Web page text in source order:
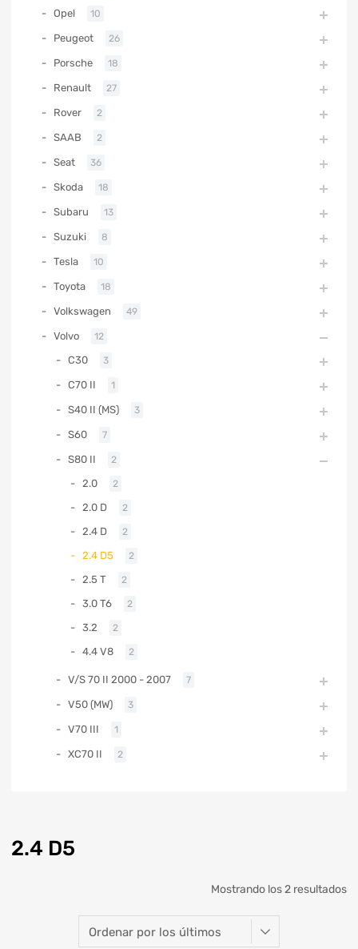
2.4 D5
Mostrando los 2 resultados
Opel 10
Peugeot 26
Porsche 18
Renault 27
Rover 2
SAAB 2
Seat 36
Skoda 18
Subaru 13
Suzuki 8
Tesla 10
Toyota 18
Volkswagen 49
Volvo 12
C30 3
C70 II 1
S40 II (MS) 3
S60 7
S80 II 2
2.0 2
2.0 D 2
2.4 D 2
2.4 D5 2
2.5 T 2
3.0 T6 2
3.2 2
4.4 V8 2
V/S 70 II 2000 - 2007 7
V50 (MW) 3
V70 III 1
XC70 II 2